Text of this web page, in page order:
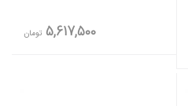
5,617,500 تومان